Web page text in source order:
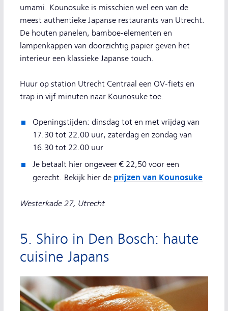
umami. Kounosuke is misschien wel een van de
meest authentieke Japanse restaurants van Utrecht.
De houten panelen, bamboe-elementen en
lampenkappen van doorzichtig papier geven het
interieur een klassieke Japanse touch.
Huur op station Utrecht Centraal een OV-fiets en
trap in vijf minuten naar Kounosuke toe.
Openingstijden: dinsdag tot en met vrijdag van
17.30 tot 22.00 uur, zaterdag en zondag van
16.30 tot 22.00 uur
Je betaalt hier ongeveer € 22,50 voor een
gerecht. Bekijk hier de prijzen van Kounosuke
Westerkade 27, Utrecht
5. Shiro in Den Bosch: haute
cuisine Japans